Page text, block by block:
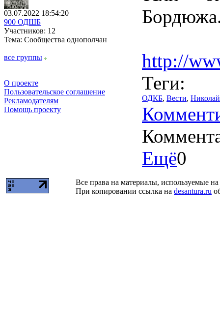
03.07.2022 18:54:20
900 ОДШБ
Участников: 12
Тема: Сообщества однополчан
все группы
О проекте
Пользовательское соглашение
Рекламодателям
Помощь проекту
http://
Теги:
ОДКБ, Вести,
Ещё0
Все права на материалы, используемые
При копировании ссылка на desantura.ru